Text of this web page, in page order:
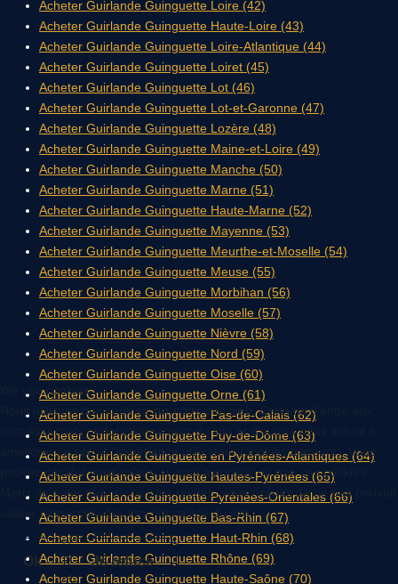
Acheter Guirlande Guinguette Loire (42)
Acheter Guirlande Guinguette Haute-Loire (43)
Acheter Guirlande Guinguette Loire-Atlantique (44)
Acheter Guirlande Guinguette Loiret (45)
Acheter Guirlande Guinguette Lot (46)
Acheter Guirlande Guinguette Lot-et-Garonne (47)
Acheter Guirlande Guinguette Lozère (48)
Acheter Guirlande Guinguette Maine-et-Loire (49)
Acheter Guirlande Guinguette Manche (50)
Acheter Guirlande Guinguette Marne (51)
Acheter Guirlande Guinguette Haute-Marne (52)
Acheter Guirlande Guinguette Mayenne (53)
Acheter Guirlande Guinguette Meurthe-et-Moselle (54)
Acheter Guirlande Guinguette Meuse (55)
Acheter Guirlande Guinguette Morbihan (56)
Acheter Guirlande Guinguette Moselle (57)
Acheter Guirlande Guinguette Nièvre (58)
Acheter Guirlande Guinguette Nord (59)
Acheter Guirlande Guinguette Oise (60)
Acheter Guirlande Guinguette Orne (61)
Acheter Guirlande Guinguette Pas-de-Calais (62)
Acheter Guirlande Guinguette Puy-de-Dôme (63)
Acheter Guirlande Guinguette en Pyrénées-Atlantiques (64)
Acheter Guirlande Guinguette Hautes-Pyrénées (65)
Acheter Guirlande Guinguette Pyrénées-Orientales (66)
Acheter Guirlande Guinguette Bas-Rhin (67)
Acheter Guirlande Guinguette Haut-Rhin (68)
Acheter Guirlande Guinguette Rhône (69)
Acheter Guirlande Guinguette Haute-Saône (70)
We use cookies
Nous utilisons des cookies sur notre site web. Certains d’entre eux
sont essentiels au fonctionnement du site et d’autres nous aident à
améliorer ce site et l’expérience utilisateur (cookies traceurs). Vous
pouvez décider vous-même si vous autorisez ou non ces cookies.
Merci de noter que, si vous les rejetez, vous risquez de ne pas pouvoir
utiliser l’ensemble des fonctionnalités du site.
Ok Je refuse